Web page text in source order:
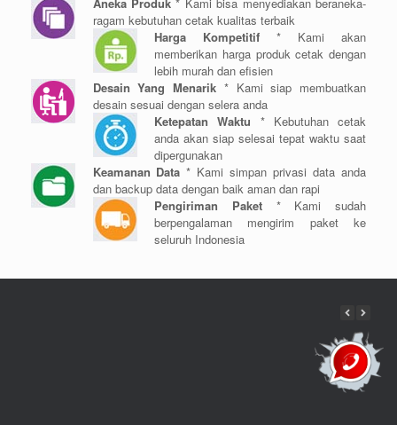
ragam kebutuhan cetak kualitas terbaik
Harga Kompetitif * Kami akan
memberikan harga produk cetak dengan
lebih murah dan efisien
Desain Yang Menarik * Kami siap membuatkan
desain sesuai dengan selera anda
Ketepatan Waktu * Kebutuhan cetak
anda akan siap selesai tepat waktu saat
dipergunakan
Keamanan Data * Kami simpan privasi data anda
dan backup data dengan baik aman dan rapi
Pengiriman Paket* Kami sudah
berpengalaman mengirim paket ke
seluruh Indonesia